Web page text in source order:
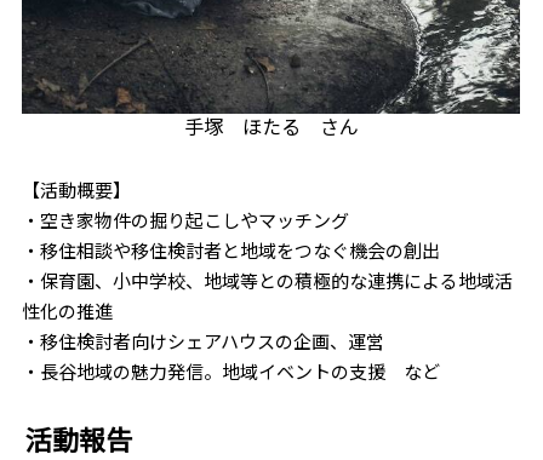
手塚 ほたる さん
【活動概要】
・空き家物件の掘り起こしやマッチング
・移住相談や移住検討者と地域をつなぐ機会の創出
・保育園、小中学校、地域等との積極的な連携による地域活
性化の推進
・移住検討者向けシェアハウスの企画、運営
・長谷地域の魅力発信。地域イベントの支援 など
活動報告